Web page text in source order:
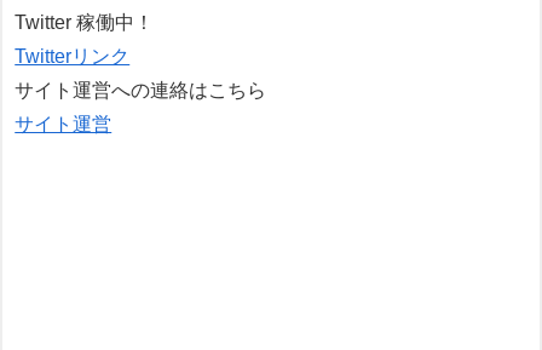
Twitter 稼働中！
Twitterリンク
サイト運営への連絡はこちら
サイト運営